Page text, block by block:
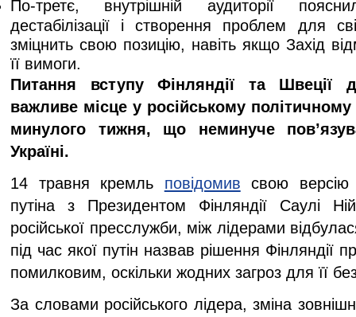
По-третє, внутрішній аудиторії
дестабілізації і створення проблем для
зміцнить свою позицію, навіть якщо Захід
її вимоги.
Питання вступу Фінляндії та
важливе місце у російському політичному
минулого тижня, що неминуче
Україні.
14 травня кремль повідомив свою версію
путіна з Президентом Фінляндії Саулі
російської пресслужби, між лідерами
під час якої путін назвав рішення Фінляндії
помилковим, оскільки жодних загроз для її
За словами російського лідера, зміна